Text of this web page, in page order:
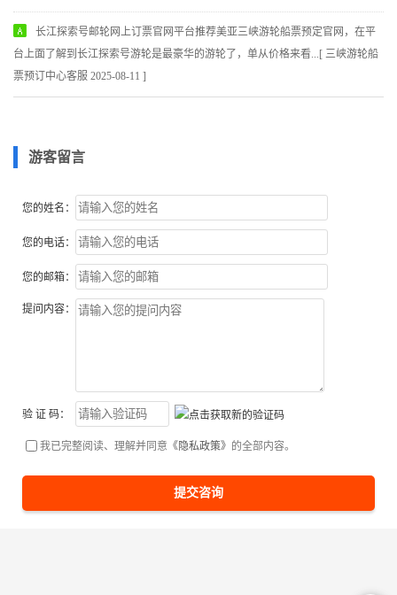
长江探索号邮轮网上订票官网平台推荐美亚三峡游轮船票预定官网，在平
台上面了解到长江探索号游轮是最豪华的游轮了，单从价格来看...[ 三峡游轮船
票预订中心客服 2025-08-11 ]
游客留言
您的姓名：
您的电话：
您的邮箱：
提问内容：
验 证 码：
我已完整阅读、理解并同意 《隐私政策》 的全部内容。
提交咨询